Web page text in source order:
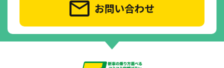
お問い合わせ